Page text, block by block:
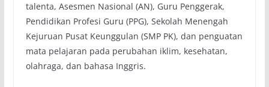
talenta, Asesmen Nasional (AN), Guru Penggerak,
Pendidikan Profesi Guru (PPG), Sekolah Menengah
Kejuruan Pusat Keunggulan (SMP PK), dan penguatan
mata pelajaran pada perubahan iklim, kesehatan,
olahraga, dan bahasa Inggris.